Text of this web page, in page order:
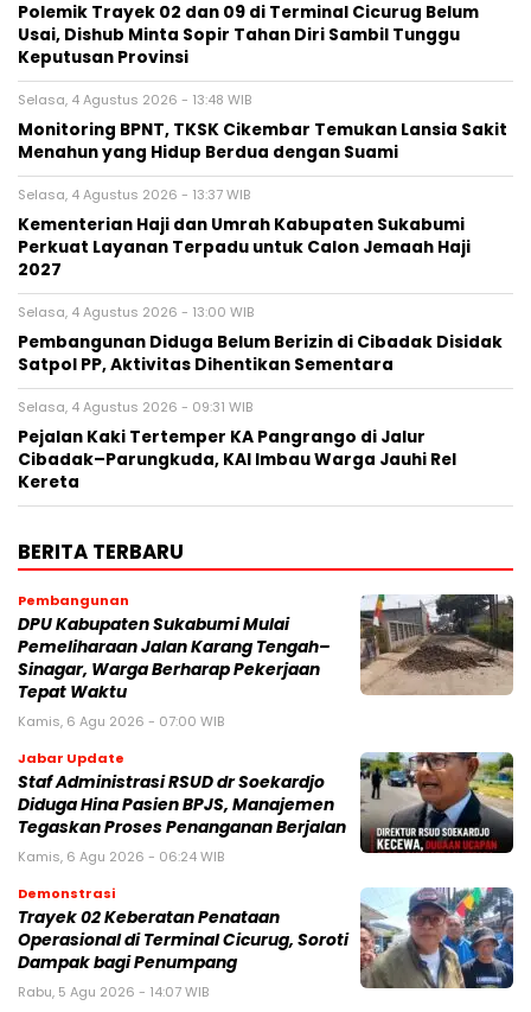
Polemik Trayek 02 dan 09 di Terminal Cicurug Belum
Usai, Dishub Minta Sopir Tahan Diri Sambil Tunggu
Keputusan Provinsi
Selasa, 4 Agustus 2026 - 13:48 WIB
‎Monitoring BPNT, TKSK Cikembar Temukan Lansia Sakit
Menahun yang Hidup Berdua dengan Suami
Selasa, 4 Agustus 2026 - 13:37 WIB
Kementerian Haji dan Umrah Kabupaten Sukabumi
Perkuat Layanan Terpadu untuk Calon Jemaah Haji
2027
Selasa, 4 Agustus 2026 - 13:00 WIB
‎Pembangunan Diduga Belum Berizin di Cibadak Disidak
Satpol PP, Aktivitas Dihentikan Sementara‎
Selasa, 4 Agustus 2026 - 09:31 WIB
Pejalan Kaki Tertemper KA Pangrango di Jalur
Cibadak–Parungkuda, KAI Imbau Warga Jauhi Rel
Kereta
BERITA TERBARU
Pembangunan
‎DPU Kabupaten Sukabumi Mulai
Pemeliharaan Jalan Karang Tengah–
Sinagar, Warga Berharap Pekerjaan
Tepat Waktu
Kamis, 6 Agu 2026 - 07:00 WIB
Jabar Update
Staf Administrasi RSUD dr Soekardjo
Diduga Hina Pasien BPJS, Manajemen
Tegaskan Proses Penanganan Berjalan
Kamis, 6 Agu 2026 - 06:24 WIB
Demonstrasi
‎Trayek 02 Keberatan Penataan
Operasional di Terminal Cicurug, Soroti
Dampak bagi Penumpang
Rabu, 5 Agu 2026 - 14:07 WIB